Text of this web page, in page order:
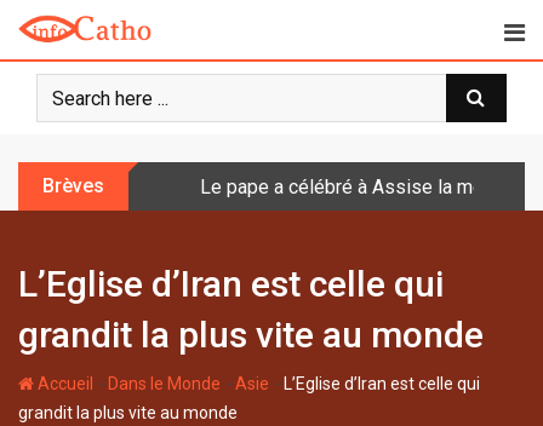
o
Brèves Le pape a célébré à Assise la messe
L’Eglise d’Iran est celle qui
grandit la plus vite au monde
Accueil - Dans le Monde -Asie - L’Eglise d’Iran est celle qui
grandit la plus vite au monde